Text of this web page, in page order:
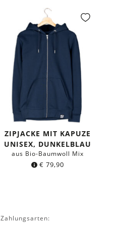
ZIPJACKE MIT KAPUZE
UNISEX, DUNKELBLAU
aus Bio-Baumwoll Mix
€ 79,90
Zahlungsarten: